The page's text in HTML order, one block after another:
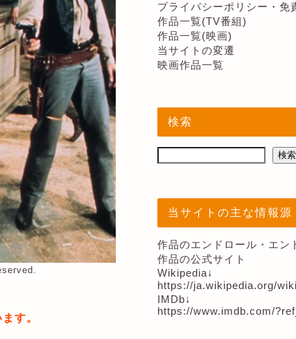
す。
プライバシーポリシー・免
作品一覧(TV番組)
作品一覧(映画)
当サイトの変遷
映画作品一覧
検索
検索
当サイトの主な情報源
作品のエンドロール・エン
作品の公式サイト
Wikipedia↓
https://ja.wikipedia.org/
IMDb↓
https://www.imdb.com/